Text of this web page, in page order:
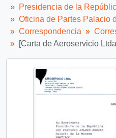
Presidencia de la
Oficina de Partes Palacio
Correspondencia
[Carta de Aeroservicio